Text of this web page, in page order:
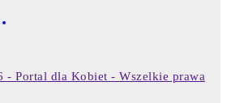
Portal dla Kobiet - Wszelkie prawa